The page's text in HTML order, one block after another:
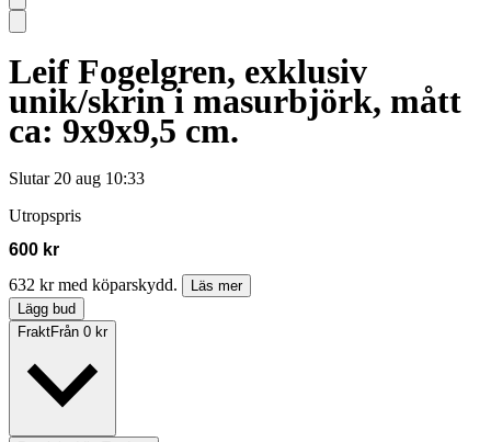
Leif Fogelgren, exklusiv
unik/skrin i masurbjörk, mått
ca: 9x9x9,5 cm.
Slutar 20 aug 10:33
Utropspris
600 kr
632 kr med köparskydd.
Läs mer
Lägg bud
FraktFrån 0 kr